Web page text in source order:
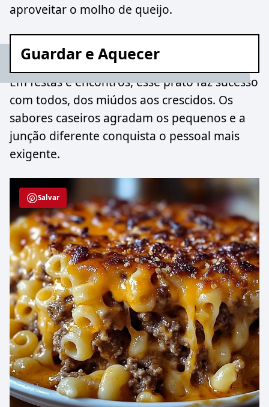
aproveitar o molho de queijo.
Guardar e Aquecer
Em festas e encontros, esse prato faz sucesso
com todos, dos miúdos aos crescidos. Os
sabores caseiros agradam os pequenos e a
junção diferente conquista o pessoal mais
exigente.
Salvar